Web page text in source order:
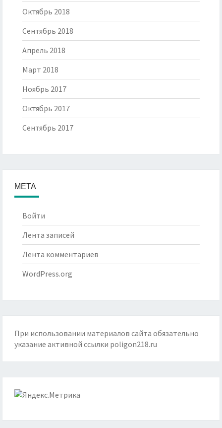
Октябрь 2018
Сентябрь 2018
Апрель 2018
Март 2018
Ноябрь 2017
Октябрь 2017
Сентябрь 2017
МЕТА
Войти
Лента записей
Лента комментариев
WordPress.org
При использовании материалов сайта обязательно
указание активной ссылки poligon218.ru